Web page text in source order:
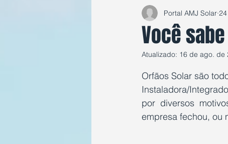
Você
Portal AMJ Solar
Atualizado: 16 de ago. de
Orfãos Solar são
Instaladora/
por diversos
empresa fechou, ou